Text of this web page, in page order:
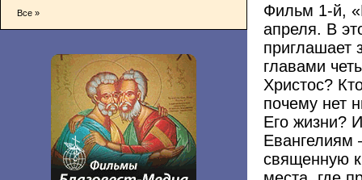
Все »
Фильм 1-й,
апреля. В
приглашает
главами
Христос?
почему нет
Его жизни?
Евангелиям
священную